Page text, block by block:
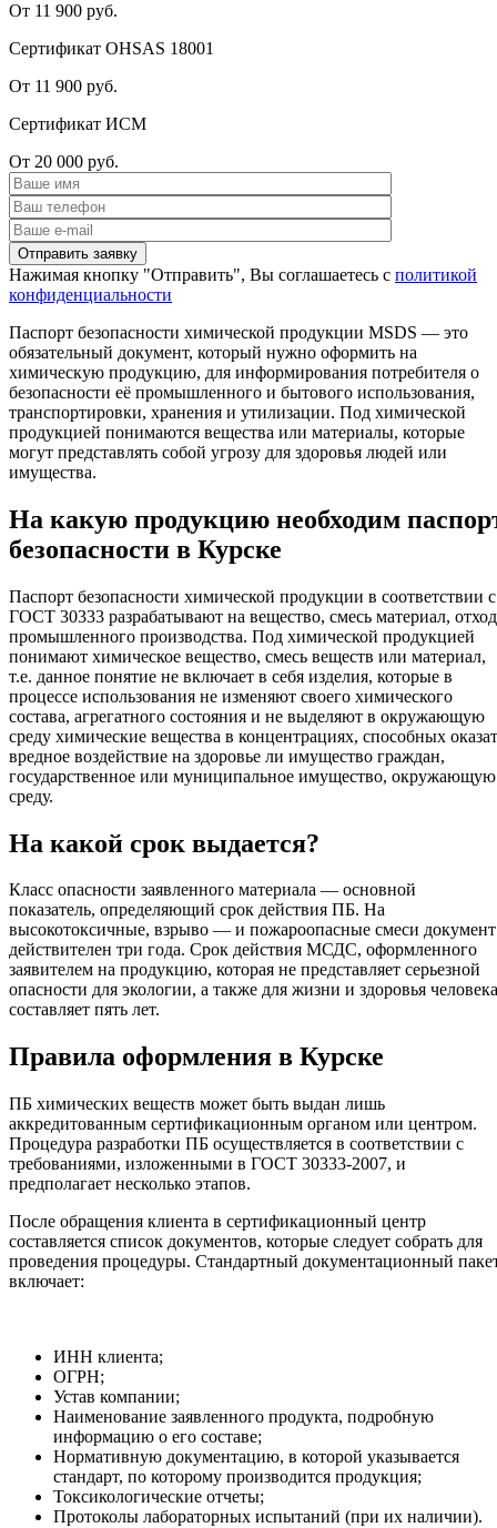
От 11 900 руб.
Сертификат OHSAS 18001
От 11 900 руб.
Сертификат ИСМ
От 20 000 руб.
Нажимая кнопку "Отправить", Вы соглашаетесь с политикой
конфиденциальности
Паспорт безопасности химической продукции MSDS — это
обязательный документ, который нужно оформить на
химическую продукцию, для информирования потребителя о
безопасности её промышленного и бытового использования,
транспортировки, хранения и утилизации. Под химической
продукцией понимаются вещества или материалы, которые
могут представлять собой угрозу для здоровья людей или
имущества.
На какую продукцию необходим
безопасности в Курске
Паспорт безопасности химической продукции в соответствии с
ГОСТ 30333 разрабатывают на вещество, смесь материал, отход
промышленного производства. Под химической продукцией
понимают химическое вещество, смесь веществ или материал,
т.е. данное понятие не включает в себя изделия, которые в
процессе использования не изменяют своего химического
состава, агрегатного состояния и не выделяют в окружающую
среду химические вещества в концентрациях, способных
вредное воздействие на здоровье ли имущество граждан,
государственное или муниципальное имущество, окружающую
среду.
На какой срок выдается?
Класс опасности заявленного материала — основной
показатель, определяющий срок действия ПБ. На
высокотоксичные, взрыво — и пожароопасные смеси документ
действителен три года. Срок действия МСДС, оформленного
заявителем на продукцию, которая не представляет серьезной
опасности для экологии, а также для жизни и здоровья
составляет пять лет.
Правила оформления в Курске
ПБ химических веществ может быть выдан лишь
аккредитованным сертификационным органом или центром.
Процедура разработки ПБ осуществляется в соответствии с
требованиями, изложенными в ГОСТ 30333-2007, и
предполагает несколько этапов.
После обращения клиента в сертификационный центр
составляется список документов, которые следует собрать для
проведения процедуры. Стандартный документационный
включает:
ИНН клиента;
ОГРН;
Устав компании;
Наименование заявленного продукта, подробную
информацию о его составе;
Нормативную документацию, в которой указывается
стандарт, по которому производится продукция;
Токсикологические отчеты;
Протоколы лабораторных испытаний (при их наличии).